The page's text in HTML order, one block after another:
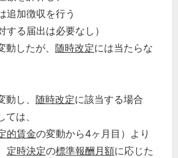
加徴収を行う
る届出は必要なし）
動したが、 随時改定には当たらな
動し、 随時改定に該当する場合
ては、
的賃金の変動から4ヶ月目）より
定時決定の標準報酬月額に応じた